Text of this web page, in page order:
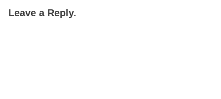
Leave a Reply.